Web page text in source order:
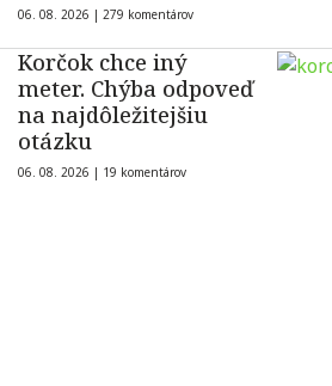
06. 08. 2026 | 279 komentárov
Korčok chce iný
meter. Chýba odpoveď
na najdôležitejšiu
otázku
06. 08. 2026 | 19 komentárov